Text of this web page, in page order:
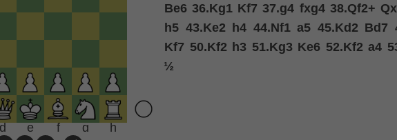
d e f g h
Be6 36.Kg1 Kf7 37.g4 fxg4 38.Qf2+
h5 43.Ke2 h4 44.Nf1 a5 45.Kd2 Bd7
Kf7 50.Kf2 h3 51.Kg3 Ke6 52.Kf2 a4
½